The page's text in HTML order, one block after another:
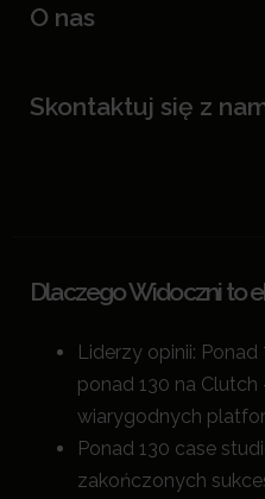
O nas
Skontaktuj się z
Dlaczego Widoczni to
Liderzy opinii:
ponad 130 na Clutch
wiarygodnych
Ponad 130 case
zakończonych